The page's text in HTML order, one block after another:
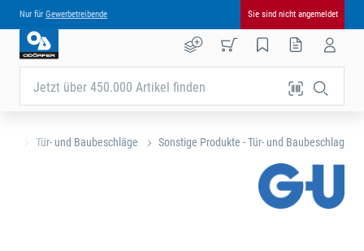
Nur für Gewerbetreibende Sie sind nicht angemeldet
Jetzt über 450.000 Artikel finden
Tür- und Baubeschläge Sonstige Produkte - Tür- und Baubeschlag